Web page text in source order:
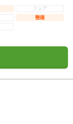
フェア
整備